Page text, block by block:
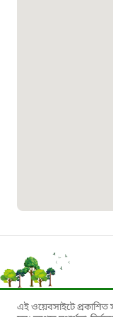
বাংলাদেশ
১৬৯৯৯
বিদ্যুৎ বিভাগ
এই ওয়েবসাইটে প্রকাশিত